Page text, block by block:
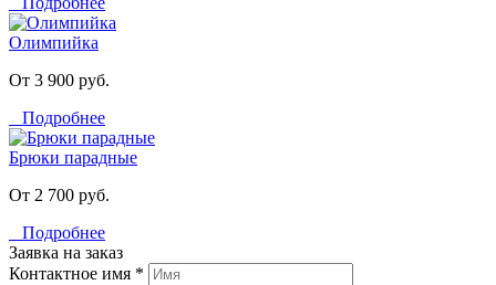
Олимпийка
От 3 900 руб.
Подробнее
Брюки парадные
От 2 700 руб.
Подробнее
Заявка на заказ
Контактное имя *